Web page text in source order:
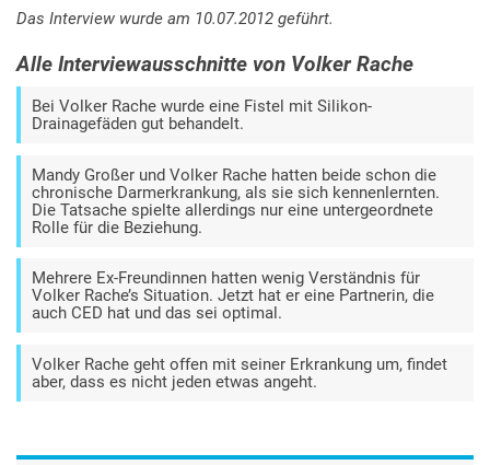
Das Interview wurde am 10.07.2012 geführt.
Alle Interviewausschnitte von Volker Rache
Bei Volker Rache wurde eine Fistel mit Silikon-
Drainagefäden gut behandelt.
Mandy Großer und Volker Rache hatten beide schon die
chronische Darmerkrankung, als sie sich kennenlernten.
Die Tatsache spielte allerdings nur eine untergeordnete
Rolle für die Beziehung.
Mehrere Ex-Freundinnen hatten wenig Verständnis für
Volker Rache’s Situation. Jetzt hat er eine Partnerin, die
auch CED hat und das sei optimal.
Volker Rache geht offen mit seiner Erkrankung um, findet
aber, dass es nicht jeden etwas angeht.